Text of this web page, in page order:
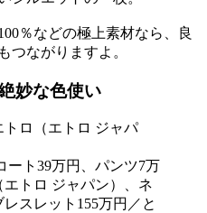
％などの極上素材なら、良
つながりますよ。
妙な色使い
ート39万円、パンツ7万
トロ ジャパン）、ネ
スレット155万円／と